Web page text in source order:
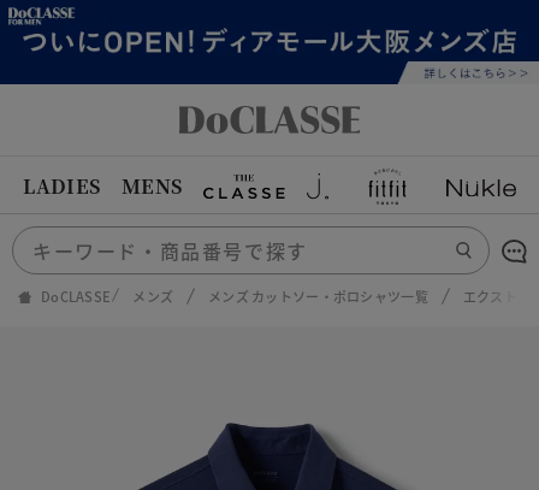
LADIES MENS
DoCLASSE メンズ メンズ カットソー・ポロシャツ一覧 エクストラ